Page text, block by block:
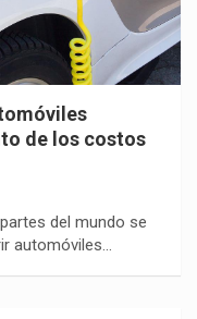
de los costos
del mundo se
automóviles…